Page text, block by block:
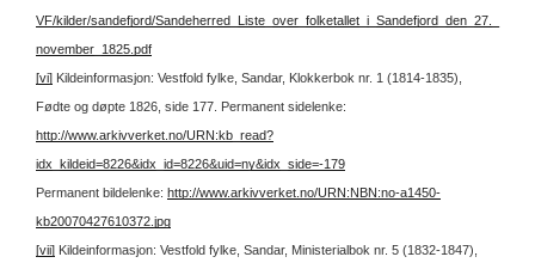
VF/kilder/sandefjord/Sandeherred_Liste_over_folketallet_i_Sandefjord_den_27._
november_1825.pdf
[vi] Kildeinformasjon: Vestfold fylke, Sandar, Klokkerbok nr. 1 (1814-1835),
Fødte og døpte 1826, side 177. Permanent sidelenke:
http://www.arkivverket.no/URN:kb_read?
idx_kildeid=8226&idx_id=8226&uid=ny&idx_side=-179
Permanent bildelenke: http://www.arkivverket.no/URN:NBN:no-a1450-
kb20070427610372.jpg
[vii] Kildeinformasjon: Vestfold fylke, Sandar, Ministerialbok nr. 5 (1832-1847),